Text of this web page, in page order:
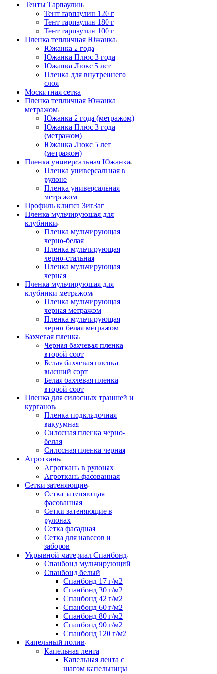
Тенты Тарпаулин
Тент тарпаулин 120 г
Тент тарпаулин 180 г
Тент тарпаулин 100 г
Пленка тепличная Южанка
Южанка 2 года
Южанка Плюс 3 года
Южанка Люкс 5 лет
Пленка для внутреннего
слоя
Москитная сетка
Пленка тепличная Южанка
метражом
Южанка 2 года (метражом)
Южанка Плюс 3 года
(метражом)
Южанка Люкс 5 лет
(метражом)
Пленка универсальная Южанка
Пленка универсальная в
рулоне
Пленка универсальная
метражом
Профиль клипса ЗигЗаг
Пленка мульчирующая для
клубники
Пленка мульчирующая
черно-белая
Пленка мульчирующая
черно-стальная
Пленка мульчирующая
черная
Пленка мульчирующая для
клубники метражом
Пленка мульчирующая
черная метражом
Пленка мульчирующая
черно-белая метражом
Бахчевая пленка
Черная бахчевая пленка
второй сорт
Белая бахчевая пленка
высший сорт
Белая бахчевая пленка
второй сорт
Пленка для силосных траншей и
курганов
Пленка подкладочная
вакуумная
Силосная пленка черно-
белая
Силосная пленка черная
Агроткань
Агроткань в рулонах
Агроткань фасованная
Сетки затеняющие
Сетка затеняющая
фасованная
Сетки затеняющие в
рулонах
Сетка фасадная
Сетка для навесов и
заборов
Укрывной материал Спанбонд
Спанбонд мульчирующий
Спанбонд белый
Спанбонд 17 г/м2
Спанбонд 30 г/м2
Спанбонд 42 г/м2
Спанбонд 60 г/м2
Спанбонд 80 г/м2
Спанбонд 90 г/м2
Спанбонд 120 г/м2
Капельный полив
Капельная лента
Капельная лента с
шагом капельницы